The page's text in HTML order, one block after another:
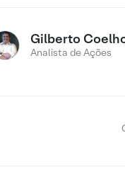
Gilberto
Analista de Ações